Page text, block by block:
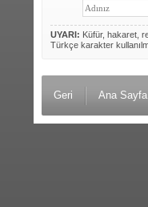
UYARI: Küfür, hakaret,
Türkçe karakter
Geri Ana Sayfa